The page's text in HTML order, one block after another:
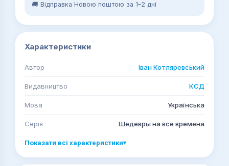
🚚 Відправка Новою поштою за 1–2 дні
Характеристики
Автор Іван Котляревський
Видавництво КСД
Мова Українська
Серія Шедевры на все времена
Показати всі характеристики▾